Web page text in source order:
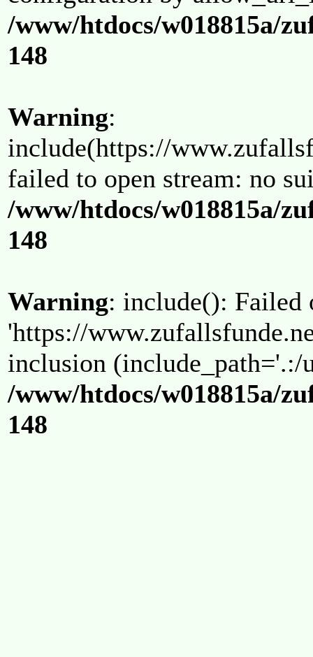
/www/htdocs/w018815a/
148
Warning:
include(https://
failed to open stream: no
/www/htdocs/w018815a/
148
Warning: include(): Failed
'https://
inclusion (include_path='.:/
/www/htdocs/w018815a/
148